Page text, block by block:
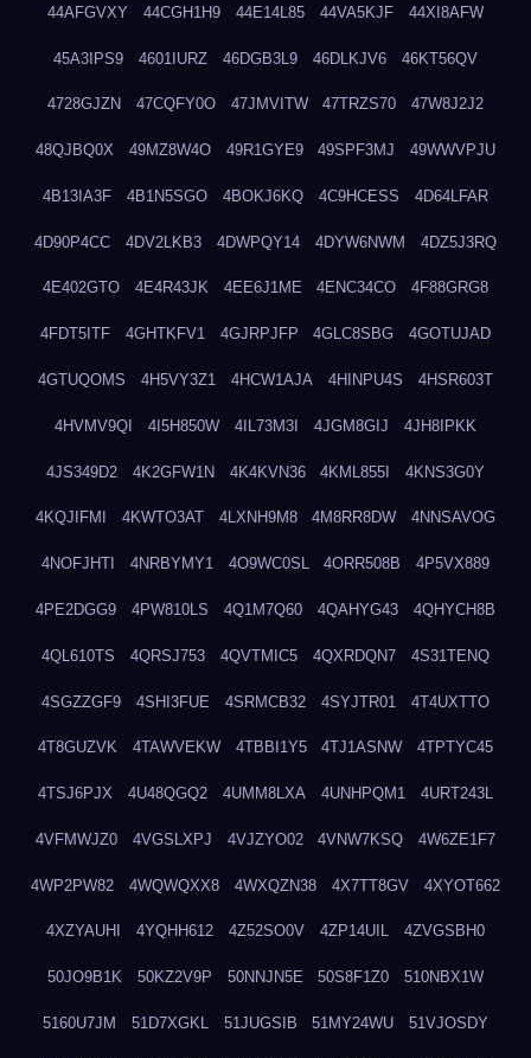
44AFGVXY 44CGH1H9 44E14L85 44VA5KJF 44XI8AFW
45A3IPS9 4601IURZ 46DGB3L9 46DLKJV6 46KT56QV
4728GJZN 47CQFY0O 47JMVITW 47TRZS70 47W8J2J2
48QJBQ0X 49MZ8W4O 49R1GYE9 49SPF3MJ 49WWVPJU
4B13IA3F 4B1N5SGO 4BOKJ6KQ 4C9HCESS 4D64LFAR
4D90P4CC 4DV2LKB3 4DWPQY14 4DYW6NWM 4DZ5J3RQ
4E402GTO 4E4R43JK 4EE6J1ME 4ENC34CO 4F88GRG8
4FDT5ITF 4GHTKFV1 4GJRPJFP 4GLC8SBG 4GOTUJAD
4GTUQOMS 4H5VY3Z1 4HCW1AJA 4HINPU4S 4HSR603T
4HVMV9QI 4I5H850W 4IL73M3I 4JGM8GIJ 4JH8IPKK
4JS349D2 4K2GFW1N 4K4KVN36 4KML855I 4KNS3G0Y
4KQJIFMI 4KWTO3AT 4LXNH9M8 4M8RR8DW 4NNSAVOG
4NOFJHTI 4NRBYMY1 4O9WC0SL 4ORR508B 4P5VX889
4PE2DGG9 4PW810LS 4Q1M7Q60 4QAHYG43 4QHYCH8B
4QL610TS 4QRSJ753 4QVTMIC5 4QXRDQN7 4S31TENQ
4SGZZGF9 4SHI3FUE 4SRMCB32 4SYJTR01 4T4UXTTO
4T8GUZVK 4TAWVEKW 4TBBI1Y5 4TJ1ASNW 4TPTYC45
4TSJ6PJX 4U48QGQ2 4UMM8LXA 4UNHPQM1 4URT243L
4VFMWJZ0 4VGSLXPJ 4VJZYO02 4VNW7KSQ 4W6ZE1F7
4WP2PW82 4WQWQXX8 4WXQZN38 4X7TT8GV 4XYOT662
4XZYAUHI 4YQHH612 4Z52SO0V 4ZP14UIL 4ZVGSBH0
50JO9B1K 50KZ2V9P 50NNJN5E 50S8F1Z0 510NBX1W
5160U7JM 51D7XGKL 51JUGSIB 51MY24WU 51VJOSDY